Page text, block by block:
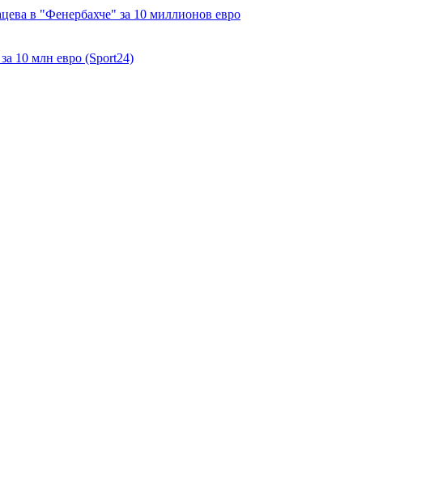
в "Фенербахче" за 10 миллионов евро
10 млн евро (Sport24)